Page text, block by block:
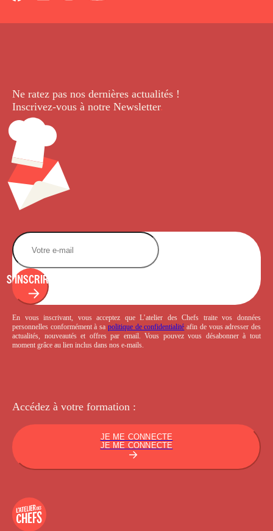
Ne ratez pas nos dernières actualités !
Inscrivez-vous à notre Newsletter.
S'INSCRIRE
En vous inscrivant, vous acceptez que L’atelier des Chefs traite vos données
personnelles conformément à sa politique de confidentialité afin de vous adresser des
actualités, nouveautés et offres par email. Vous pouvez vous désabonner à tout
moment grâce au lien inclus dans nos e-mails.
Accédez à votre formation :
JE ME CONNECTE
JE ME CONNECTE